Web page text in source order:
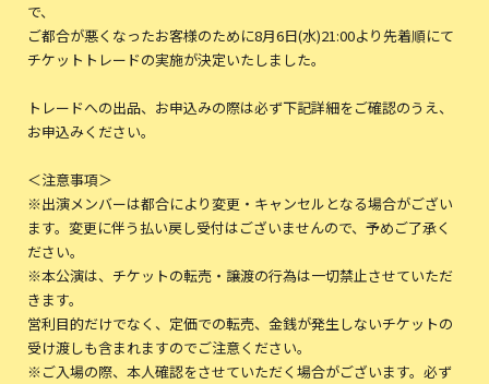
で、
ご都合が悪くなったお客様のために8月6日(水)21:00より先着順にて
チケットトレードの実施が決定いたしました。
トレードへの出品、お申込みの際は必ず下記詳細をご確認のうえ、
お申込みください。
＜注意事項＞
※出演メンバーは都合により変更・キャンセルとなる場合がござい
ます。変更に伴う払い戻し受付はございませんので、予めご了承く
ださい。
※本公演は、チケットの転売・譲渡の行為は一切禁止させていただ
きます。
営利目的だけでなく、定価での転売、金銭が発生しないチケットの
受け渡しも含まれますのでご注意ください。
※ご入場の際、本人確認をさせていただく場合がございます。必ず